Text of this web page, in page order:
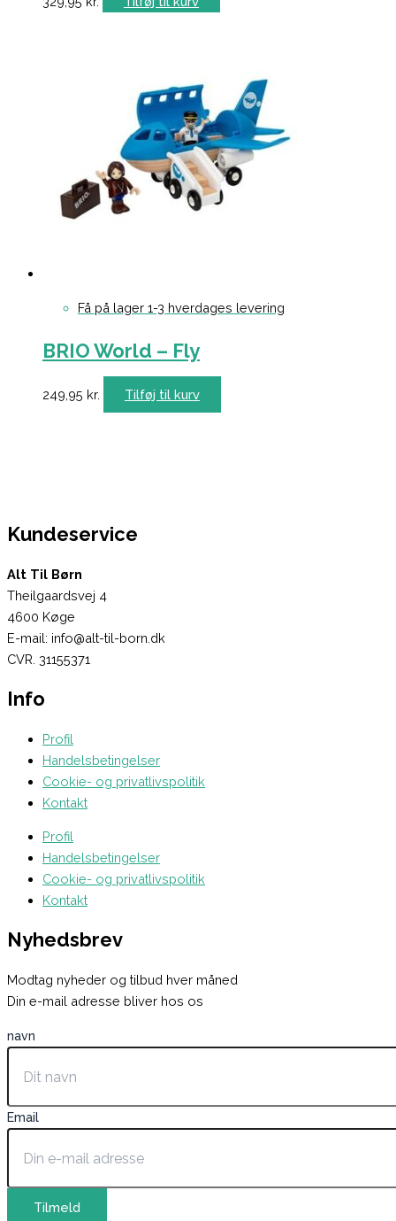
Få på lager 1-3 hverdages levering
BRIO World – Fly
249,95 kr. Tilføj til kurv
Kundeservice
Alt Til Børn
Theilgaardsvej 4
4600 Køge
E-mail: info@alt-til-born.dk
CVR. 31155371
Info
Profil
Handelsbetingelser
Cookie- og privatlivspolitik
Kontakt
Profil
Handelsbetingelser
Cookie- og privatlivspolitik
Kontakt
Nyhedsbrev
Modtag nyheder og tilbud hver måned
Din e-mail adresse bliver hos os
navn
Email
Tilmeld